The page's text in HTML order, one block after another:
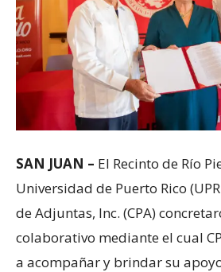
SAN JUAN – El Recinto de Río
Universidad de Puerto Rico
de Adjuntas, Inc. (CPA)
colaborativo mediante el cual
a acompañar y brindar su